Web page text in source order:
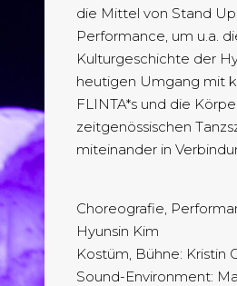
die Mittel von Stand
Performance, um u.a.
Kulturgeschichte der
heutigen Umgang mit
FLINTA*s und die
zeitgenössischen
miteinander in
Choreografie,
Hyunsin Kim
Kostüm, Bühne: Kristin
Sound-Environment: